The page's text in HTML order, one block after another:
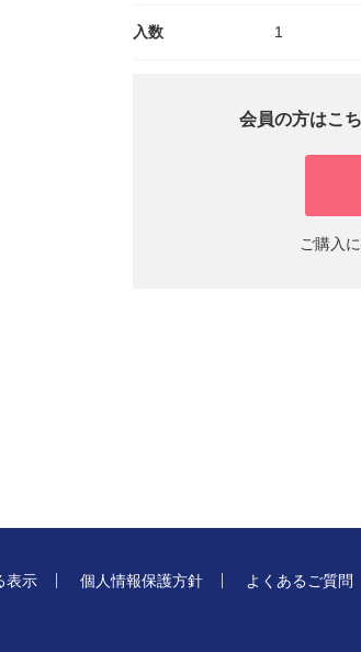
入数 1
会員の方はこ
ご購入
表示 個人情報保護方針 よくあるご質問